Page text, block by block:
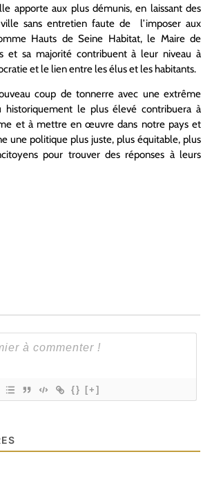
apporte aux plus démunis, en laissant des
sans entretien faute de l’imposer aux
Hauts de Seine Habitat, le Maire de
et sa majorité contribuent à leur niveau à
et le lien entre les élus et les habitants.
coup de tonnerre avec une extrême
historiquement le plus élevé contribuera à
et à mettre en œuvre dans notre pays et
une politique plus juste, plus équitable, plus
pour trouver des réponses à leurs
{} [+]